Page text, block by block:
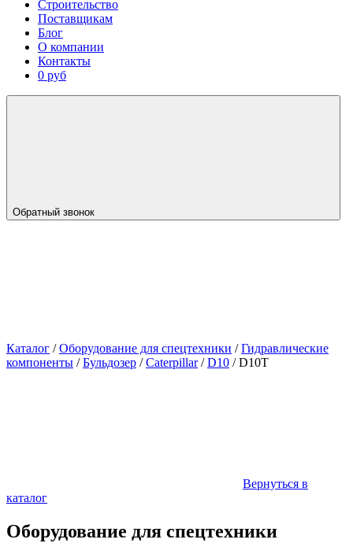
Строительство
Поставщикам
Блог
О компании
Контакты
0 руб
Обратный звонок
Каталог /Оборудование для спецтехники /Гидравлические
компоненты /Бульдозер /Caterpillar/D10 /D10T
Вернуться в
каталог
Оборудование для спецтехники